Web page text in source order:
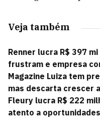
Veja também
Renner lucra R$ 397
frustram e empresa
Magazine Luiza tem
mas descarta crescer
Fleury lucra R$ 222
atento a